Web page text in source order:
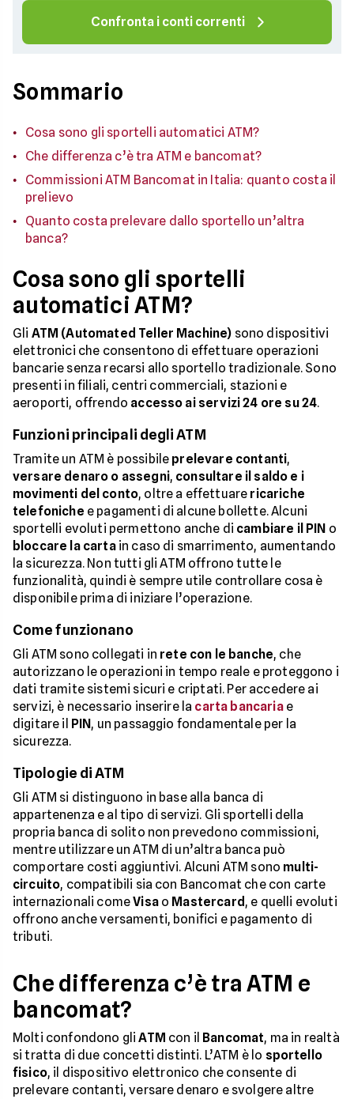
Confronta i conti correnti
Sommario
Cosa sono gli sportelli automatici ATM?
Che differenza c’è tra ATM e bancomat?
Commissioni ATM Bancomat in Italia: quanto costa il
prelievo
Quanto costa prelevare dallo sportello un’altra
banca?
Cosa sono gli sportelli
automatici ATM?
Gli ATM (Automated Teller Machine) sono dispositivi
elettronici che consentono di effettuare operazioni
bancarie senza recarsi allo sportello tradizionale. Sono
presenti in filiali, centri commerciali, stazioni e
aeroporti, offrendo accesso ai servizi 24 ore su 24.
Funzioni principali degli ATM
Tramite un ATM è possibile prelevare contanti,
versare denaro o assegni, consultare il saldo e i
movimenti del conto, oltre a effettuare ricariche
telefoniche e pagamenti di alcune bollette. Alcuni
sportelli evoluti permettono anche di cambiare il PIN o
bloccare la cartain caso di smarrimento, aumentando
la sicurezza. Non tutti gli ATM offrono tutte le
funzionalità, quindi è sempre utile controllare cosa è
disponibile prima di iniziare l’operazione.
Come funzionano
Gli ATM sono collegati in rete con le banche, che
autorizzano le operazioni in tempo reale e proteggono i
dati tramite sistemi sicuri e criptati. Per accedere ai
servizi, è necessario inserire la carta bancariae
digitare il PIN, un passaggio fondamentale per la
sicurezza.
Tipologie di ATM
Gli ATM si distinguono in base alla banca di
appartenenza e al tipo di servizi. Gli sportelli della
propria banca di solito non prevedono commissioni,
mentre utilizzare un ATM di un’altra banca può
comportare costi aggiuntivi. Alcuni ATM sono multi-
circuito, compatibili sia con Bancomat che con carte
internazionali comeVisao Mastercard , e quelli evoluti
offrono anche versamenti, bonifici e pagamento di
tributi.
Che differenza c’è tra ATM e
bancomat?
Molti confondono gliATM con il Bancomat, ma in realtà
si tratta di due concetti distinti. L’ATM è lo sportello
fisico, il dispositivo elettronico che consente di
prelevare contanti, versare denaro e svolgere altre